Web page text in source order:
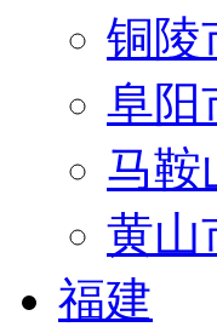
铜陵
阜阳
马鞍
黄山
福建